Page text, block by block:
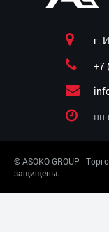
г.
+7
© ASOKO GROUP -
защищены.